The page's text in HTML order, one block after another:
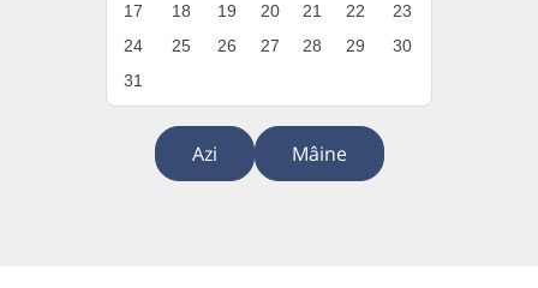
17
18 19 20 21 22
23
24
25 26 27 28 29
30
31
Azi Mâine